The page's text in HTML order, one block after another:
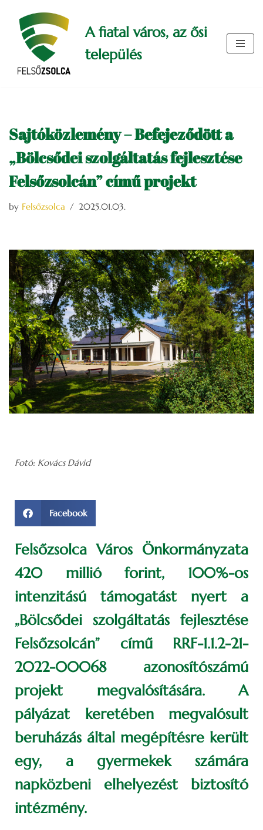
Skip
content
A fiatal város, az ősi
település
Sajtóközlemény – Befejeződött a
„Bölcsődei szolgáltatás fejlesztése
Felsőzsolcán” című projekt
by Felsőzsolca 2025.01.03.
Fotó: Kovács Dávid
Facebook
Felsőzsolca Város Önkormányzata
420 millió forint, 100%-os
intenzitású támogatást nyert a
„Bölcsődei szolgáltatás fejlesztése
Felsőzsolcán” című RRF-1.1.2-21-
2022-00068 azonosítószámú
projekt megvalósítására. A
pályázat keretében megvalósult
beruházás által megépítésre került
egy, a gyermekek számára
napközbeni elhelyezést biztosító
intézmény.